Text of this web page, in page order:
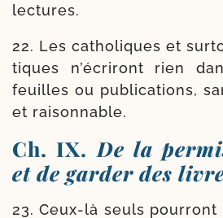
lectures.
22. Les catho­liques et
tiques n’é­cri­ront rien
feuilles ou publi­ca­tions,
et raisonnable.
Ch. IX. De la
et de garder des
23. Ceux-​là seuls